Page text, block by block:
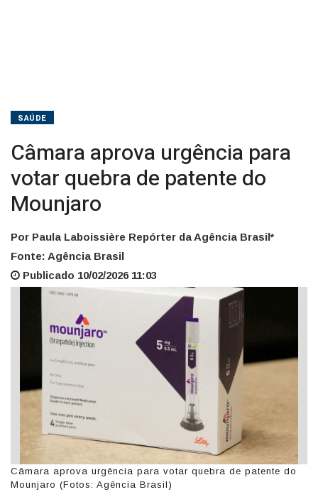
SAÚDE
Câmara aprova urgência para
votar quebra de patente do
Mounjaro
Por Paula Laboissière Repórter da Agência Brasil*
Fonte: Agência Brasil
Publicado 10/02/2026 11:03
Câmara aprova urgência para votar quebra de patente do
Mounjaro (Fotos: Agência Brasil)